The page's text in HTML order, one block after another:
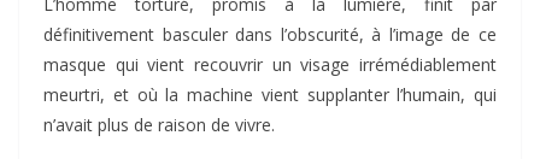
définitivement basculer dans l’obscurité, à l’image de ce
masque qui vient recouvrir un visage irrémédiablement
meurtri, et où la machine vient supplanter l’humain, qui
n’avait plus de raison de vivre.